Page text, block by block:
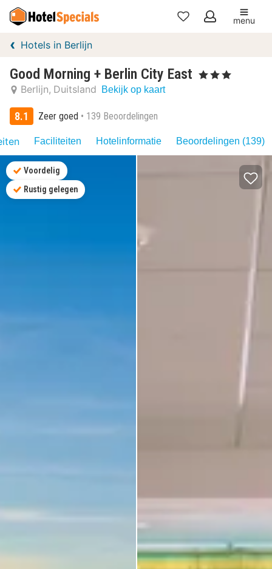
Mijn
menu
Hotels in Berlijn
Good Morning + Berlin City East , 3 Sterren
Berlijn Duitsland Bekijk op kaart
8.1 Zeer goed 139 Beoordelingen
Faciliteiten Hotelinformatie Beoordelingen (139)
Voordelig
Rustig gelegen